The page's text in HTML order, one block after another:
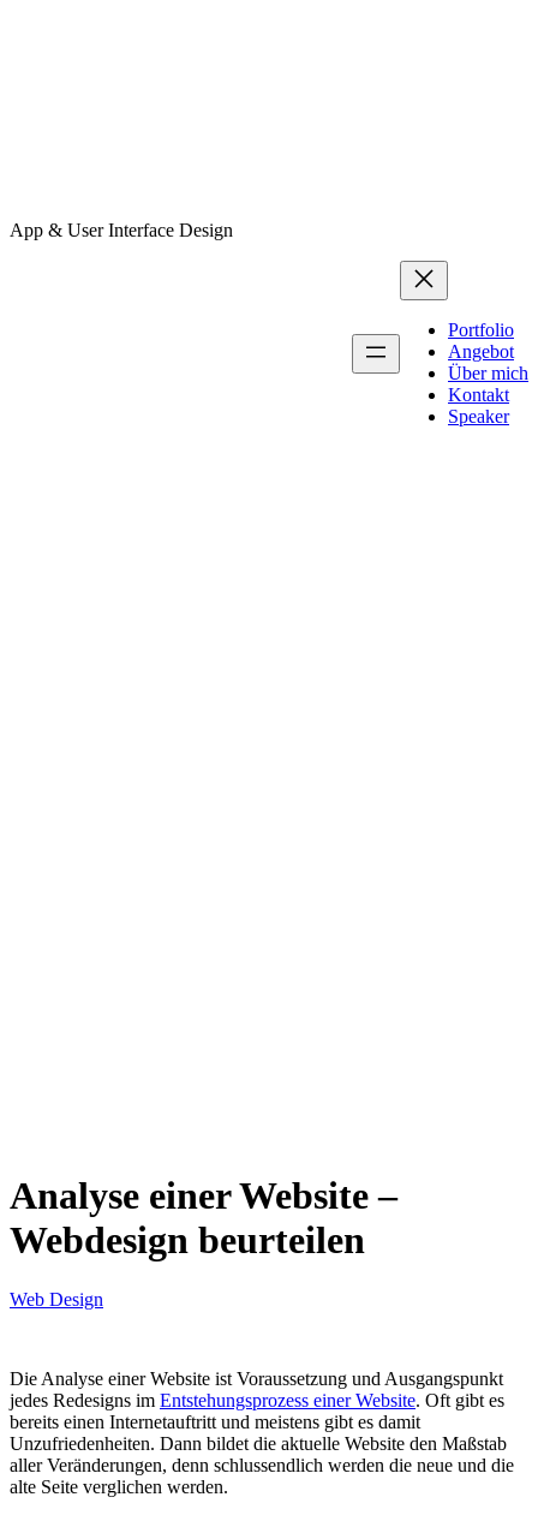
App & User Interface Design
Portfolio
Angebot
Über mich
Kontakt
Speaker
Analyse einer Website –
Webdesign beurteilen
Web Design
Die Analyse einer Website ist Voraussetzung und Ausgangspunkt
jedes Redesigns im Entstehungsprozess einer Website. Oft gibt es
bereits einen Internetauftritt und meistens gibt es damit
Unzufriedenheiten. Dann bildet die aktuelle Website den Maßstab
aller Veränderungen, denn schlussendlich werden die neue und die
alte Seite verglichen werden.